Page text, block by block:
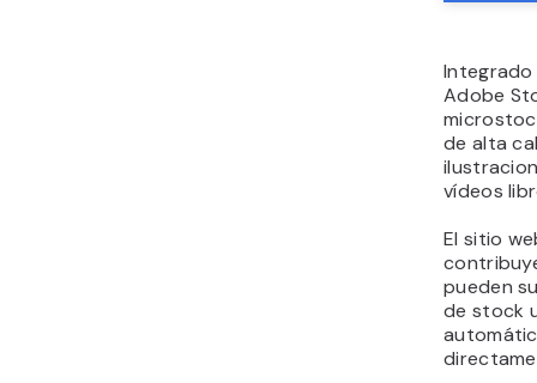
Adobe
de alta
vídeos
El sitio
pueden
de stock